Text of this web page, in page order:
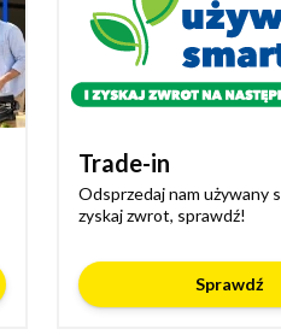
Trade-in
Odsprzedaj nam używany
zyskaj zwrot, sprawdź!
Sprawdź